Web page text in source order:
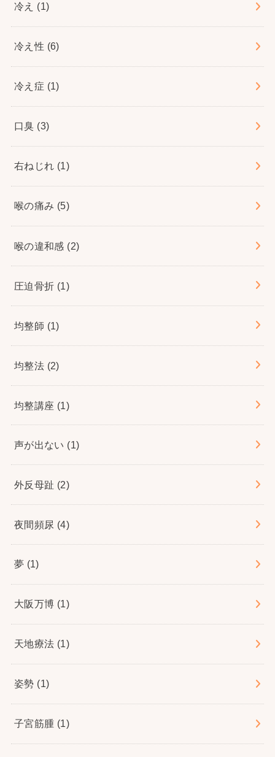
冷え (1)
冷え性 (6)
冷え症 (1)
口臭 (3)
右ねじれ (1)
喉の痛み (5)
喉の違和感 (2)
圧迫骨折 (1)
均整師 (1)
均整法 (2)
均整講座 (1)
声が出ない (1)
外反母趾 (2)
夜間頻尿 (4)
夢 (1)
大阪万博 (1)
天地療法 (1)
姿勢 (1)
子宮筋腫 (1)